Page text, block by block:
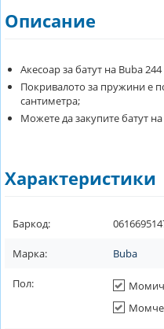
Описание
Акесоар за батут на Buba
Покривалото за пружини е
сантиметра;
Можете да закупите батут
Характеристики
Баркод:
Марка: Buba
Пол:
Момче